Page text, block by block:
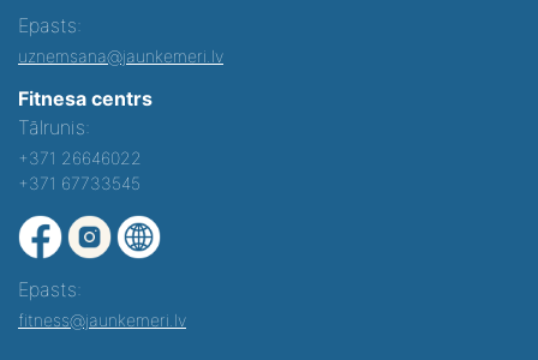
Epasts:
uznemsana@jaunkemeri.lv
Fitnesa centrs
Tālrunis:
+371 26646022
+371 67733545
Epasts:
fitness@jaunkemeri.lv